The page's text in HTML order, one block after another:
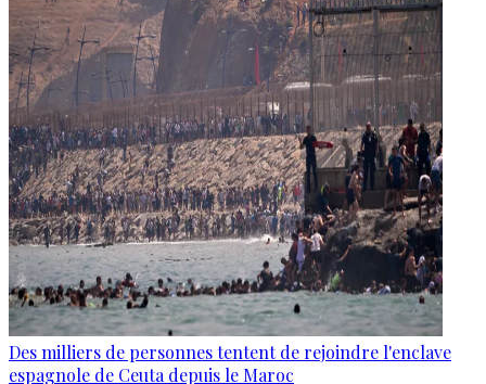
Des milliers de personnes tentent de rejoindre l'enclave
espagnole de Ceuta depuis le Maroc